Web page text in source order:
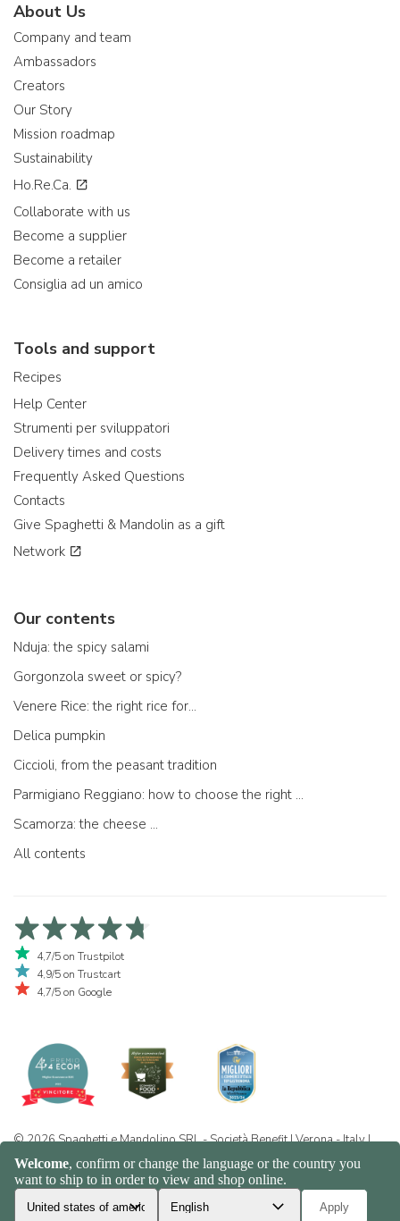
About Us
Company and team
Ambassadors
Creators
Our Story
Mission roadmap
Sustainability
Ho.Re.Ca.
Collaborate with us
Become a supplier
Become a retailer
Consiglia ad un amico
Tools and support
Recipes
Help Center
Strumenti per sviluppatori
Delivery times and costs
Frequently Asked Questions
Contacts
Give Spaghetti & Mandolin as a gift
Network
Our contents
Nduja: the spicy salami
Gorgonzola sweet or spicy?
Venere Rice: the right rice for...
Delica pumpkin
Ciccioli, from the peasant tradition
Parmigiano Reggiano: how to choose the right one
Scamorza: the cheese ...
All contents
4,7/5 on Trustpilot
4,9/5 on Trustcart
4,7/5 on Google
© 2026 Spaghetti e Mandolino SRL - Società Benefit | Verona - Italy |
+39 351 865 9444 | P.I. IT04913730232 | Certificazione BIO: IT-BIO-
016.380-0110744.2026.001 | REA VR-455804 | Privacy and cookie
policy|Sitemap